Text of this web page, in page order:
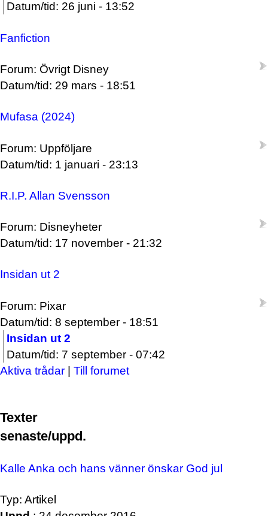
Datum/tid: 26 juni - 13:52
Fanfiction
Forum: Övrigt Disney
Datum/tid: 29 mars - 18:51
Mufasa (2024)
Forum: Uppföljare
Datum/tid: 1 januari - 23:13
R.I.P. Allan Svensson
Forum: Disneyheter
Datum/tid: 17 november - 21:32
Insidan ut 2
Forum: Pixar
Datum/tid: 8 september - 18:51
Insidan ut 2
Datum/tid: 7 september - 07:42
Aktiva trådar | Till forumet
Texter
senaste/uppd.
Kalle Anka och hans vänner önskar God jul
Typ: Artikel